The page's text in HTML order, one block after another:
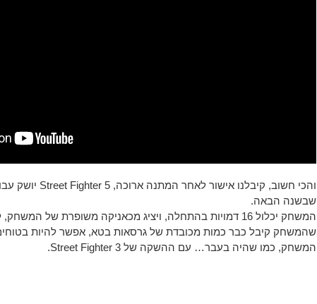
שבשנה הבאה.
המשחק יכלול 16 דמויות בהתחלה, ויציג מכאניקה משופרת של
שהמשחק קיבל כבר כמות מכובדת של גרסאות בטא, אפשר להיות
המשחק, כמו שהיה בעבר… עם ההשקה של Street Fighter 3.